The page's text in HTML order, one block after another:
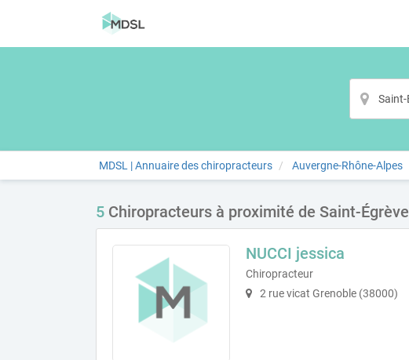
MDSL | Annuaire des chiropracteurs Auvergne-Rhône-Alpes
5 Chiropracteurs à proximité de Saint-Égrève
NUCCI jessica
Chiropracteur
2 rue vicat Grenoble (38000)